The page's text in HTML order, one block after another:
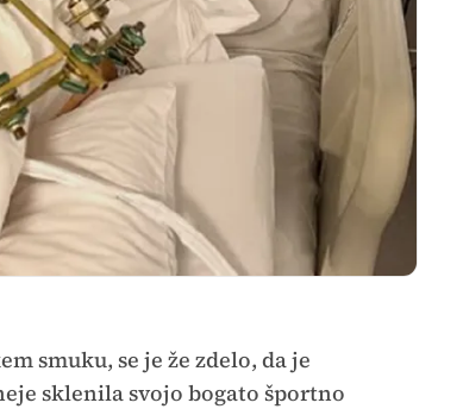
smuku, se je že zdelo, da je
sklenila svojo bogato športno